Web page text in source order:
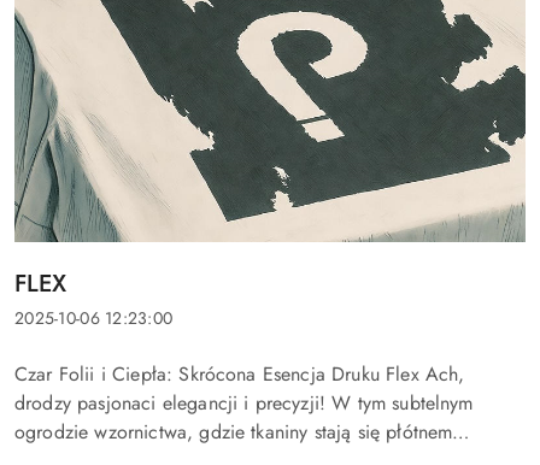
Tytuł
artykułu:
FLEX
Data
2025-10-06 12:23:00
Treść
artykułu:
Czar Folii i Ciepła: Skrócona Esencja Druku Flex Ach,
drodzy pasjonaci elegancji i precyzji! W tym subtelnym
ogrodzie wzornictwa, gdzie tkaniny stają się płótnem